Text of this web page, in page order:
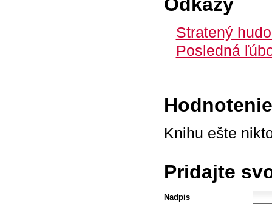
Odkazy
Stratený
Posledná
Knihu ešte
Pridajte
Nadpis